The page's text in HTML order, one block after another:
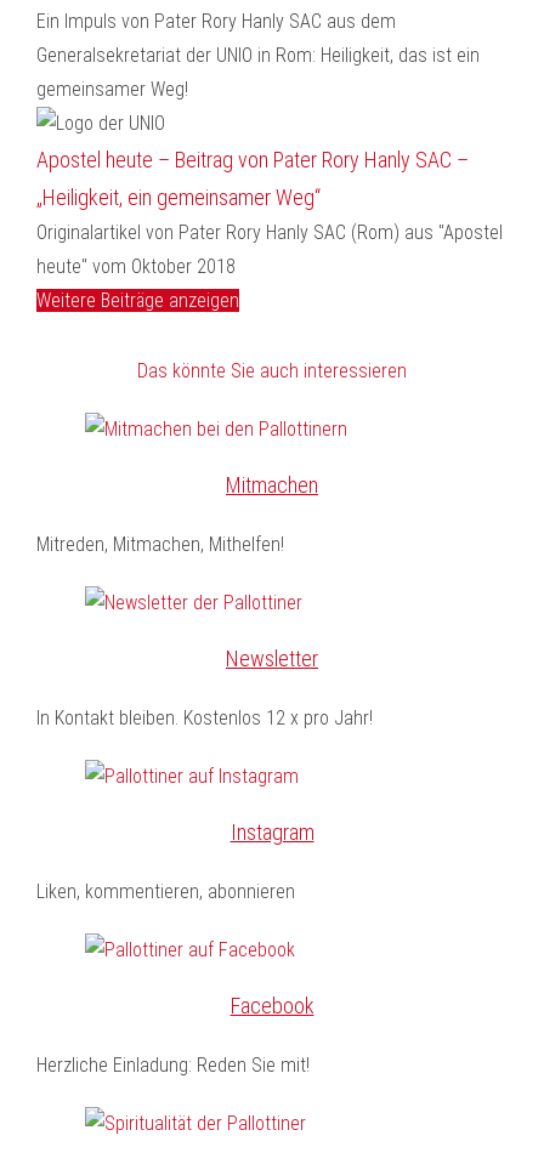
Ein Impuls von Pater Rory Hanly SAC aus dem
Generalsekretariat der UNIO in Rom: Heiligkeit, das ist ein
gemeinsamer Weg!
Apostel heute – Beitrag von Pater Rory Hanly SAC –
„Heiligkeit, ein gemeinsamer Weg“
Originalartikel von Pater Rory Hanly SAC (Rom) aus "Apostel
heute" vom Oktober 2018
Weitere Beiträge anzeigen
Das könnte Sie auch interessieren
Mitmachen
Mitreden, Mitmachen, Mithelfen!
Newsletter
In Kontakt bleiben. Kostenlos 12 x pro Jahr!
Instagram
Liken, kommentieren, abonnieren
Facebook
Herzliche Einladung: Reden Sie mit!